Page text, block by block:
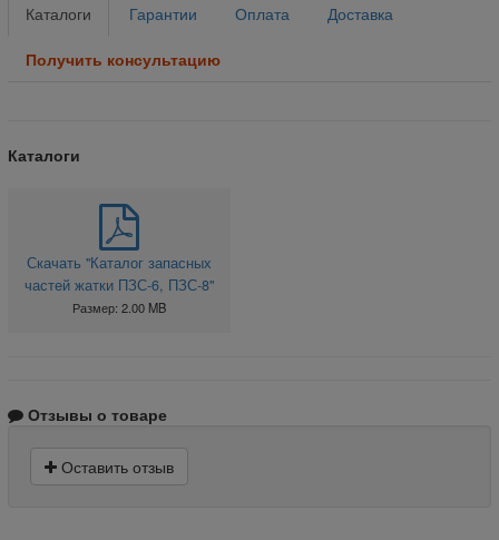
Каталоги Гарантии Оплата Доставка
Получить консультацию
Каталоги
Скачать "Каталог запасных
частей жатки ПЗС-6, ПЗС-8"
Размер: 2.00 MB
Отзывы о товаре
Оставить отзыв